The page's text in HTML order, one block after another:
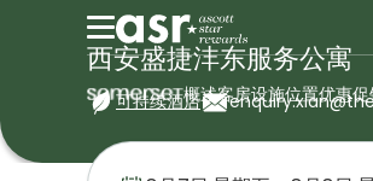
概述客房设施位置优惠促
西安盛捷沣东服务公寓
可持续酒店